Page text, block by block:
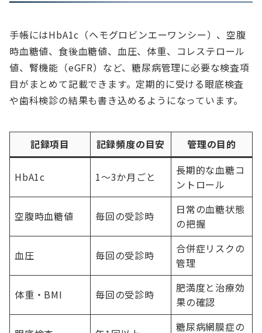
手帳にはHbA1c（ヘモグロビンエーワンシー）、空腹
時血糖値、食後血糖値、血圧、体重、コレステロール
値、腎機能（eGFR）など、糖尿病管理に必要な検査項
目がまとめて記載できます。定期的に受ける眼底検査
や歯科検診の結果も書き込めるようになっています。
記録項目 記録頻度の目安 管理の目的
HbA1c 1〜3か月ごと
長期的な血糖コ
ントロール
空腹時血糖値 毎回の受診時
日常の血糖状態
の把握
血圧 毎回の受診時
合併症リスクの
管理
体重・BMI 毎回の受診時
肥満度と治療効
果の確認
糖尿病網膜症の